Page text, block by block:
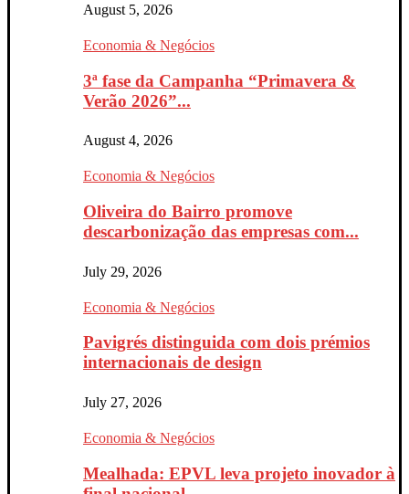
August 5, 2026
Economia & Negócios
3ª fase da Campanha “Primavera &
Verão 2026”...
August 4, 2026
Economia & Negócios
Oliveira do Bairro promove
descarbonização das empresas com...
July 29, 2026
Economia & Negócios
Pavigrés distinguida com dois prémios
internacionais de design
July 27, 2026
Economia & Negócios
Mealhada: EPVL leva projeto inovador à